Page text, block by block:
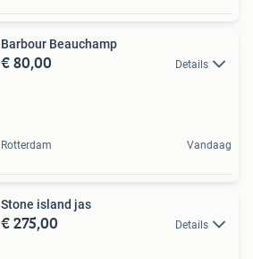
Barbour Beauchamp
€ 80,00 Details
Rotterdam Vandaag
Stone island jas
€ 275,00 Details